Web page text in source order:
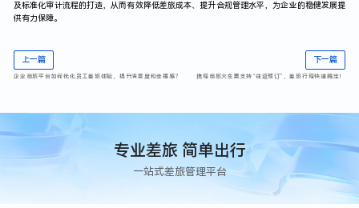
及标准化审计流程的打造，从而有效降低差旅成本、提升合规管理水平，为企业的稳健发展提
供有力保障。
上一篇
企业商旅平台如何优化员工差旅体验，提升满意度和幸福感？
下一篇
携程商旅火车票支持“往返预订”，差旅行程快速搞定！
专业差旅 简单出行
一站式差旅管理平台